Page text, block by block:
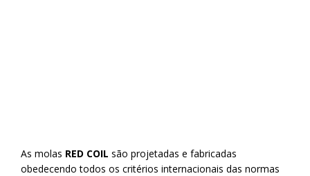
As molas RED COIL são projetadas e fabricadas
obedecendo todos os critérios internacionais das normas